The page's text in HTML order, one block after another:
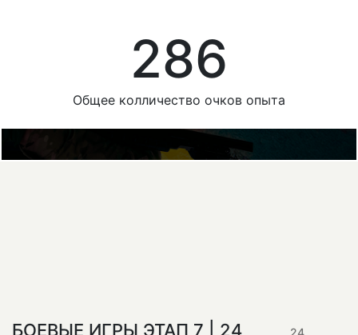
286
Общее колличество очков опыта
БОЕВЫЕ ИГРЫ ЭТАП 7 | 24
24